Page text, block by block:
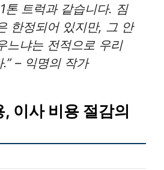
톤 트럭과 같습니다. 짐
한정되어 있지만, 그 안
느냐는 전적으로 우리
– 익명의 작가
, 이사 비용 절감의